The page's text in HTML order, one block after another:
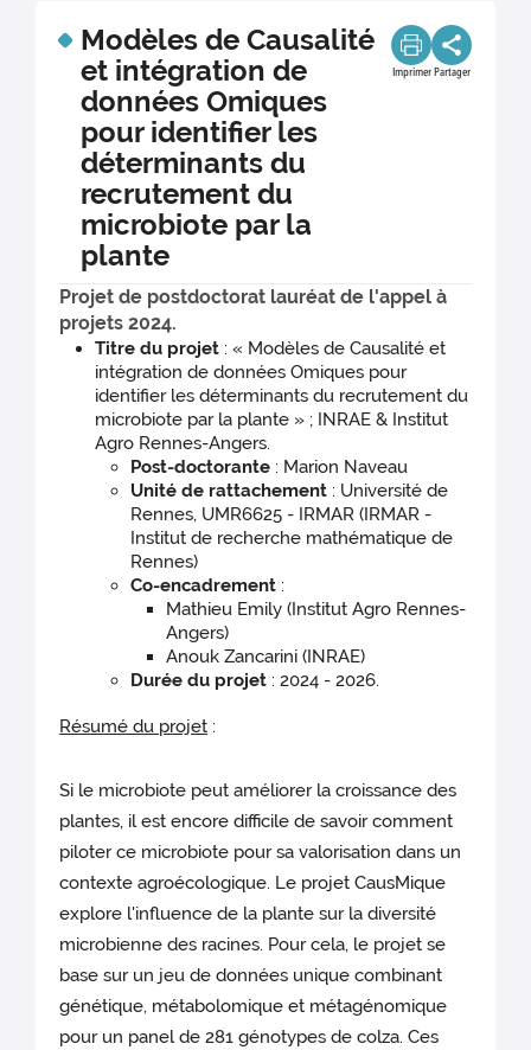
Modèles de Causalité
et intégration de
données Omiques
pour identifier les
déterminants du
recrutement du
microbiote par la
plante
Imprimer Partager
Projet de postdoctorat lauréat de l'appel à
projets 2024.
Titre du projet : « Modèles de Causalité et
intégration de données Omiques pour
identifier les déterminants du recrutement du
microbiote par la plante » ; INRAE & Institut
Agro Rennes-Angers.
Post-doctorante : Marion Naveau
Unité de rattachement : Université de
Rennes, UMR6625 - IRMAR (IRMAR -
Institut de recherche mathématique de
Rennes)
Co-encadrement :
Mathieu Emily (Institut Agro Rennes-
Angers)
Anouk Zancarini (INRAE)
Durée du projet : 2024 - 2026.
Résumé du projet :
Si le microbiote peut améliorer la croissance des
plantes, il est encore difficile de savoir comment
piloter ce microbiote pour sa valorisation dans un
contexte agroécologique. Le projet CausMique
explore l'influence de la plante sur la diversité
microbienne des racines. Pour cela, le projet se
base sur un jeu de données unique combinant
génétique, métabolomique et métagénomique
pour un panel de 281 génotypes de colza. Ces